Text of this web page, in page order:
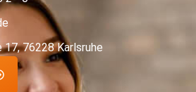
76228 Karlsruhe